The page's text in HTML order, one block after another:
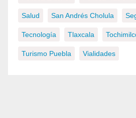
Salud San Andrés Cholula
Tecnología Tlaxcala
Turismo Puebla Vialidades